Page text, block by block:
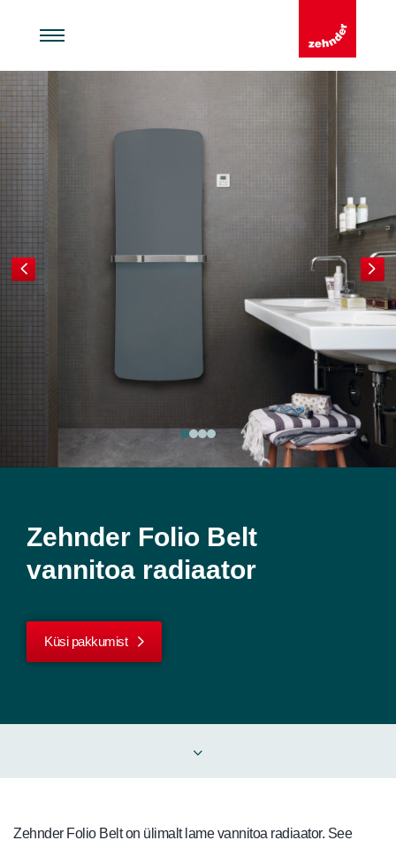
Zehnder Folio Belt
vannitoa radiaator
Küsi pakkumist
Zehnder Folio Belt on ülimalt lame vannitoa radiaator. See